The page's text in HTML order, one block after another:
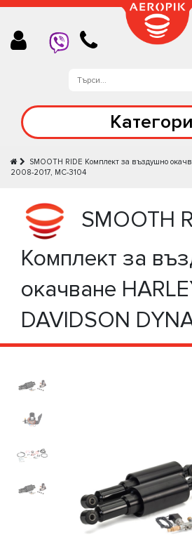
SMOOTH RIDE Комплект за въздушно
2008-2017, MC-3104
SMOOTH
Комплект за
окачване
DAVIDSON